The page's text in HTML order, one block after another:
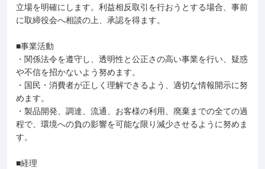
立場を明確にします。利益相反取引を行おうとする場合、事前
に取締役会へ相談の上、承認を得ます。
■事業活動
・関係法令を遵守し、透明性と公正さの高い事業を行い、疑惑
や不信を招かないよう努めます。
・国民・消費者が正しく理解できるよう、適切な情報開示に努
めます。
・製品開発、調達、流通、お客様の利用、廃棄までの全ての過
程で、環境への負の影響を可能な限り減少させるように努めま
す。
■経理